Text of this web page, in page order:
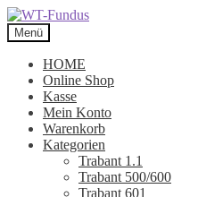
Zur
Navigation
springen
Zum
Inhalt
springen
Menü
HOME
Online Shop
Kasse
Mein Konto
Warenkorb
Kategorien
Trabant 1.1
Trabant 500/600
Trabant 601